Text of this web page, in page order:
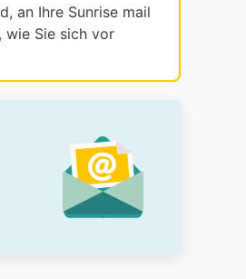
an Ihre Sunrise mail
wie Sie sich vor